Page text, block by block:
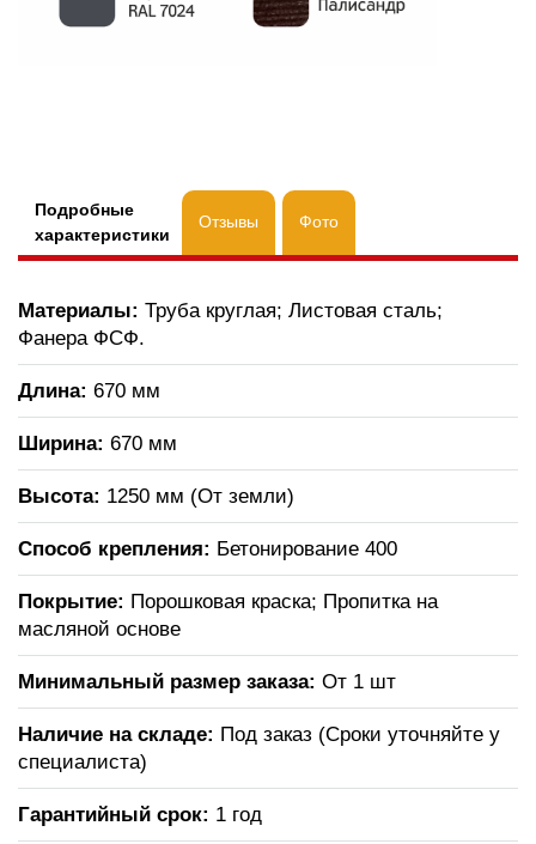
Подробные
характеристики
Отзывы Фото
Материалы: Труба круглая; Листовая сталь;
Фанера ФСФ.
Длина: 670 мм
Ширина: 670 мм
Высота: 1250 мм (От земли)
Способ крепления: Бетонирование 400
Покрытие: Порошковая краска; Пропитка на
масляной основе
Минимальный размер заказа: От 1 шт
Наличие на складе: Под заказ (Сроки уточняйте у
специалиста)
Гарантийный срок: 1 год